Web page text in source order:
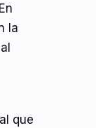
la
que